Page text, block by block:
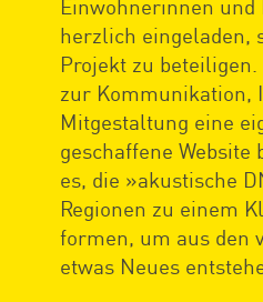
Einwohnerinnen und
herzlich eingeladen,
Projekt zu
zur Kommunikation,
Mitgestaltung eine
geschaffene
es, die »akustische
Regionen zu einem
formen, um aus den
etwas Neues